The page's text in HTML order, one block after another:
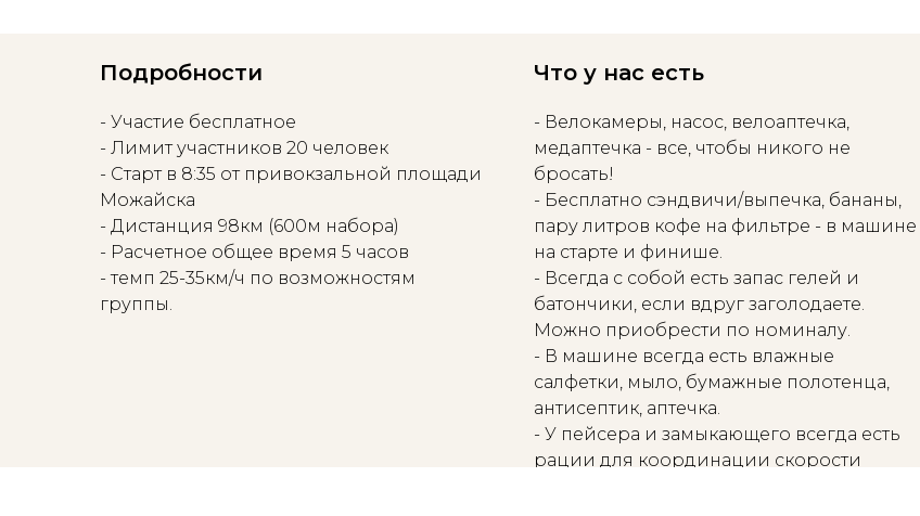
Подробности
- Участие бесплатное
- Лимит участников 20 человек
- Старт в 8:35 от привокзальной площади
Можайска
- Дистанция 98км (600м набора)
- Расчетное общее время 5 часов
- темп 25-35км/ч по возможностям
группы.
Что у нас есть
- Велокамеры, насос, велоаптечка,
медаптечка - все, чтобы никого не
бросать!
- Бесплатно сэндвичи/выпечка, бананы,
пару литров кофе на фильтре - в машине
на старте и финише.
- Всегда с собой есть запас гелей и
батончики, если вдруг заголодаете.
Можно приобрести по номиналу.
- В машине всегда есть влажные
салфетки, мыло, бумажные полотенца,
антисептик, аптечка.
- У пейсера и замыкающего всегда есть
рации для координации скорости